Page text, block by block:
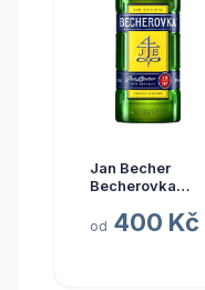
Jan Becher
Becherovka
láhev)
od 400 Kč